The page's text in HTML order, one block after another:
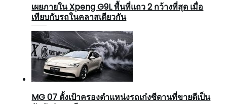
เผยภายใน Xpeng G9L พื้นที่แถว 2 กว้างที่สุด เมื่อ
เทียบกับรถในคลาสเดียวกัน
MG 07 ตั้งเป้าครองตำแหน่งรถเก๋งซีดานที่ขายดีเป็น